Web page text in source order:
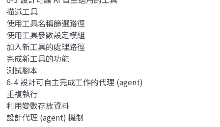
描述工具
使用工具名稱篩選路徑
使用工具參數設定模組
加入新工具的處理路徑
完成新工具的功能
測試腳本
6-4 設計可自主完成工作的代理 (agent)
重複執行
利用變數存放資料
設計代理 (agent) 機制